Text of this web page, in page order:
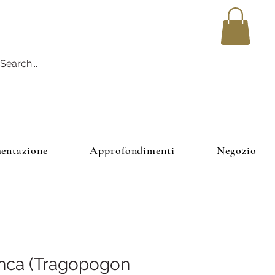
(Tragopogon
Approfondimenti Negozio